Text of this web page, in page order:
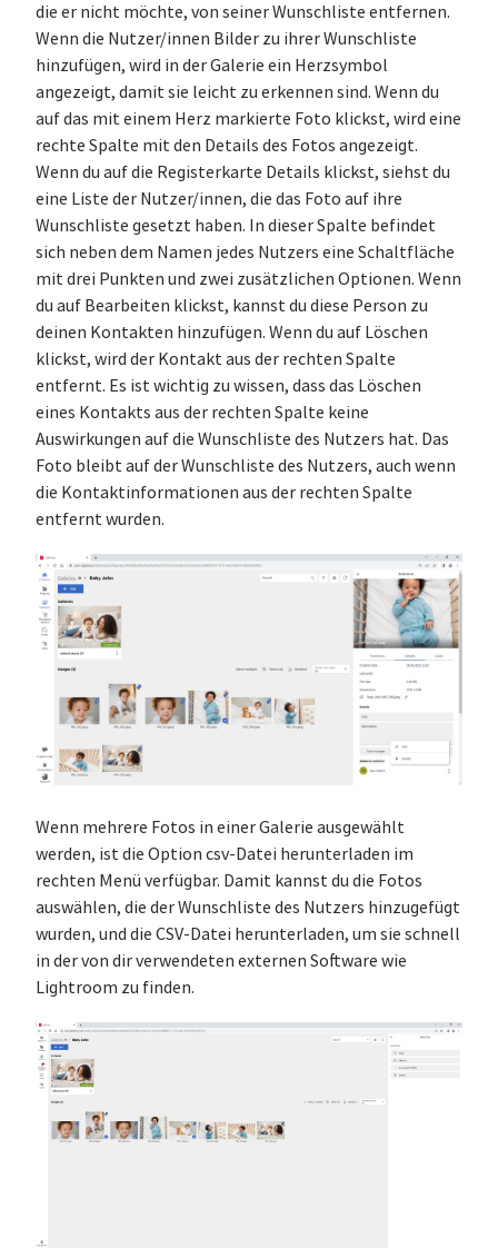
die er nicht möchte, von seiner Wunschliste entfernen.
Wenn die Nutzer/innen Bilder zu ihrer Wunschliste
hinzufügen, wird in der Galerie ein Herzsymbol
angezeigt, damit sie leicht zu erkennen sind. Wenn du
auf das mit einem Herz markierte Foto klickst, wird eine
rechte Spalte mit den Details des Fotos angezeigt.
Wenn du auf die Registerkarte Details klickst, siehst du
eine Liste der Nutzer/innen, die das Foto auf ihre
Wunschliste gesetzt haben. In dieser Spalte befindet
sich neben dem Namen jedes Nutzers eine Schaltfläche
mit drei Punkten und zwei zusätzlichen Optionen. Wenn
du auf Bearbeiten klickst, kannst du diese Person zu
deinen Kontakten hinzufügen. Wenn du auf Löschen
klickst, wird der Kontakt aus der rechten Spalte
entfernt. Es ist wichtig zu wissen, dass das Löschen
eines Kontakts aus der rechten Spalte keine
Auswirkungen auf die Wunschliste des Nutzers hat. Das
Foto bleibt auf der Wunschliste des Nutzers, auch wenn
die Kontaktinformationen aus der rechten Spalte
entfernt wurden.
Wenn mehrere Fotos in einer Galerie ausgewählt
werden, ist die Option csv-Datei herunterladen im
rechten Menü verfügbar. Damit kannst du die Fotos
auswählen, die der Wunschliste des Nutzers hinzugefügt
wurden, und die CSV-Datei herunterladen, um sie schnell
in der von dir verwendeten externen Software wie
Lightroom zu finden.